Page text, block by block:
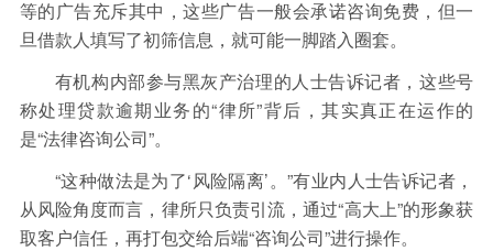
等的广告充斥其中，这些广告一般会承诺咨询免费，但一
旦借款人填写了初筛信息，就可能一脚踏入圈套。
有机构内部参与黑灰产治理的人士告诉记者，这些号
称处理贷款逾期业务的“律所”背后，其实真正在运作的
是“法律咨询公司”。
“这种做法是为了‘风险隔离’。”有业内人士告诉记者，
从风险角度而言，律所只负责引流，通过“高大上”的形象获
取客户信任，再打包交给后端“咨询公司”进行操作。